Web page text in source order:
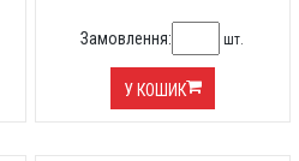
Замовлення: шт.
У КОШИК